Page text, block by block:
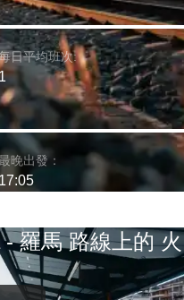
日平均班次:
晚出發：
17:05
羅馬 路線上的 火